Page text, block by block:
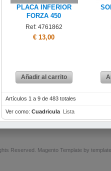
PLACA INFERIOR
FORZA 450
Ref: 4761862
€ 13,00
Añadir al carrito
Artículos 1 a 9 de 483 totales
Ver como: Cuadricula Lista
Reserved. Magento Template by